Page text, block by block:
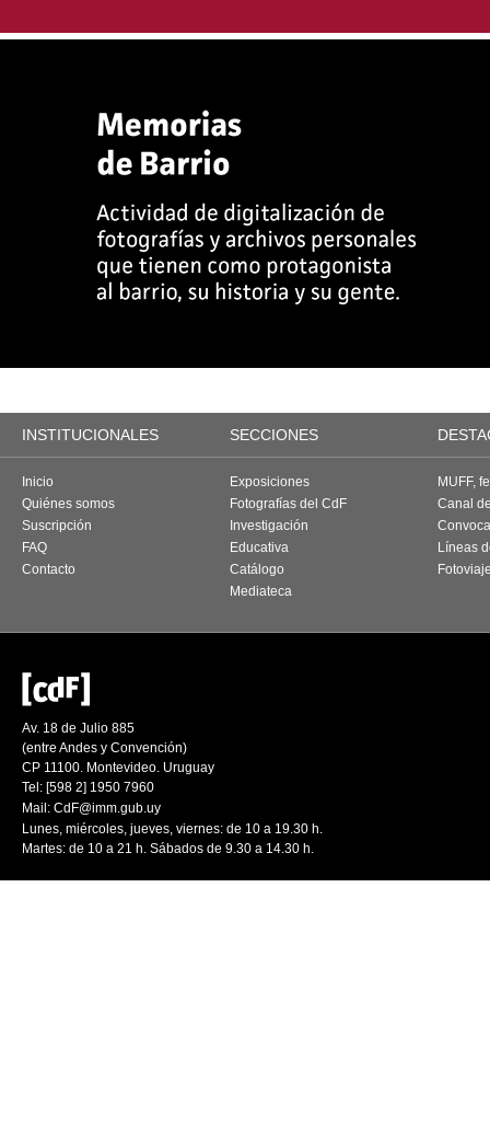
INSTITUCIONALES SECCIONES
Inicio
Quiénes somos
Suscripción
FAQ
Contacto
Exposiciones
Fotografías del CdF
Investigación
Educativa
Catálogo
Mediateca
MUFF,
Canal
Líneas
Av. 18 de Julio 885
(entre Andes y Convención)
CP 11100. Montevideo. Uruguay
Tel: [598 2] 1950 7960
Mail: CdF@imm.gub.uy
Lunes, miércoles, jueves, viernes: de 10 a 19.30 h.
Martes: de 10 a 21 h. Sábados de 9.30 a 14.30 h.